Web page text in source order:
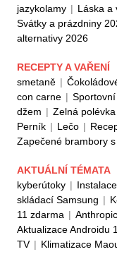
jazykolamy | Láska a
Svátky a prázdniny
alternativy 2026
RECEPTY A VAŘENÍ
smetaně |
con carne |
džem | Zelná polévka
Perník | Lečo |
Zapečené brambory
AKTUÁLNÍ TÉMATA
kyberútoky |
skládací Samsung |
11 zdarma |
Aktualizace Androidu
TV | Klimatizace